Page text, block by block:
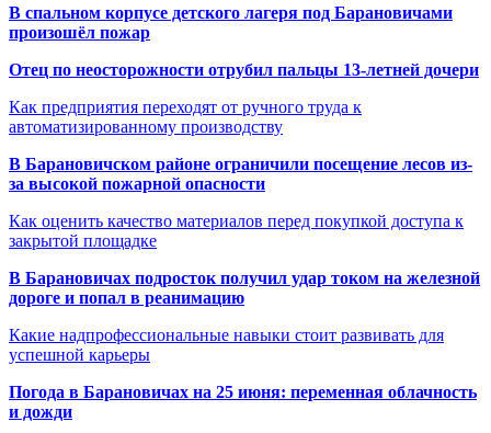
В спальном корпусе детского лагеря под Барановичами
произошёл пожар
Отец по неосторожности отрубил пальцы 13-летней дочери
Как предприятия переходят от ручного труда к
автоматизированному производству
В Барановичском районе ограничили посещение лесов из-
за высокой пожарной опасности
Как оценить качество материалов перед покупкой доступа к
закрытой площадке
В Барановичах подросток получил удар током на железной
дороге и попал в реанимацию
Какие надпрофессиональные навыки стоит развивать для
успешной карьеры
Погода в Барановичах на 25 июня: переменная облачность
и дожди